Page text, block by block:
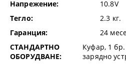
Напрежение:
10.8V
Тегло:
2.3 кг.
Гаранция:
24
СТАНДАРТНО
ОБОРУДВАНЕ:
Куфар, 1
зарядно